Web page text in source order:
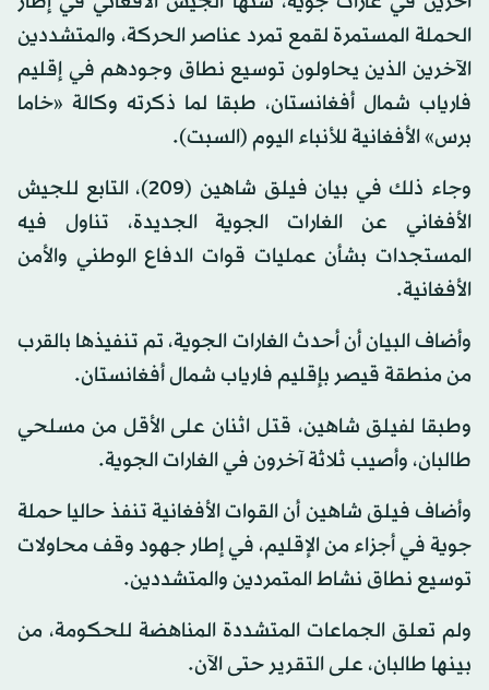
الحملة المستمرة لقمع تمرد عناصر الحركة، والمتشددين
الآخرين الذين يحاولون توسيع نطاق وجودهم في إقليم
فارياب شمال أفغانستان، طبقا لما ذكرته وكالة «خاما
برس» الأفغانية للأنباء اليوم (السبت).
وجاء ذلك في بيان فيلق شاهين (209)، التابع للجيش
الأفغاني عن الغارات الجوية الجديدة، تناول فيه
المستجدات بشأن عمليات قوات الدفاع الوطني والأمن
الأفغانية.
وأضاف البيان أن أحدث الغارات الجوية، تم تنفيذها بالقرب
من منطقة قيصر بإقليم فارياب شمال أفغانستان.
وطبقا لفيلق شاهين، قتل اثنان على الأقل من مسلحي
طالبان، وأصيب ثلاثة آخرون في الغارات الجوية.
وأضاف فيلق شاهين أن القوات الأفغانية تنفذ حاليا حملة
جوية في أجزاء من الإقليم، في إطار جهود وقف محاولات
توسيع نطاق نشاط المتمردين والمتشددين.
ولم تعلق الجماعات المتشددة المناهضة للحكومة، من
بينها طالبان، على التقرير حتى الآن.